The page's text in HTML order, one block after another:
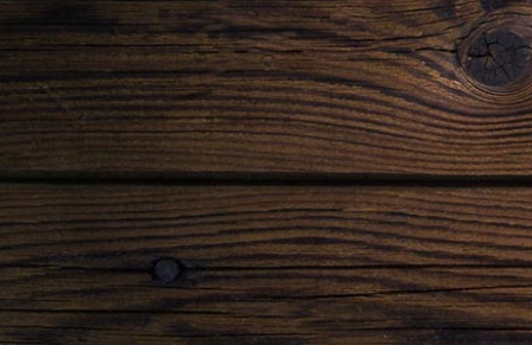
Ihr möchtet Euch eigene
Landschaften erschreiben, Euren
Lebens-Erinnerungen oder Ideen
nachspüren, mit dem Stift in der
Hand kreativ werden – und das in
guter Gesellschaft?
einladung kontakt